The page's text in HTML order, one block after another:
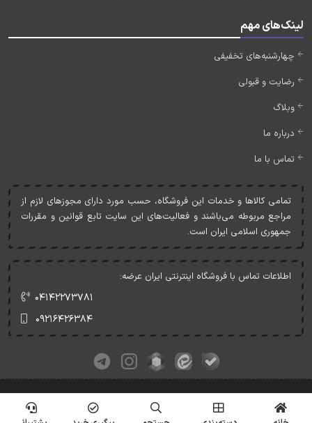
لینک‌های مهم
چهارشنبه‌های تخفیفی
رضایت و قبولی
وبلاگ
درباره ما
تماس با ما
تمامی کالاها و خدمات اين فروشگاه، حسب مورد دارای مجوزهای لازم از
مراجع مربوطه می‌باشند و فعاليت‌های اين سايت تابع قوانين و مقررات
جمهوری اسلامی ايران است.
اطلاعات تماس با فروشگاه اینترنتی ایران عرضه:
۰۴۱۴۲۲۷۳۷۸۱
۰۹۲۱۶۴۲۶۳۸۴